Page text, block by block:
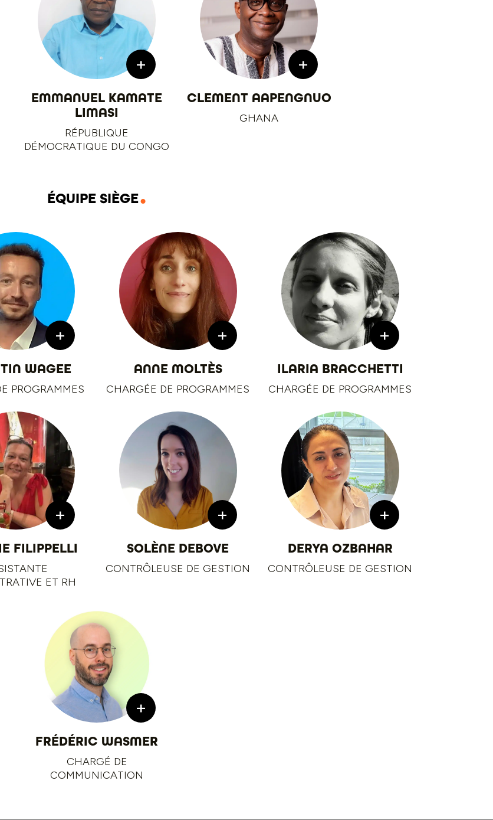
+
EMMANUEL KAMATE
LIMASI
RÉPUBLIQUE
DÉMOCRATIQUE DU CONGO
+
CLEMENT AAPENGNUO
GHANA
ÉQUIPE SIÈGE
+
WAGEE
PROGRAMMES
+
ANNE MOLTÈS
CHARGÉE DE PROGRAMMES
+
ILARIA BRACCHETTI
CHARGÉE DE PROGRAMMES
+
FILIPPELLI
ET RH
+
SOLÈNE DEBOVE
CONTRÔLEUSE DE GESTION
+
DERYA OZBAHAR
CONTRÔLEUSE DE GESTION
+
FRÉDÉRIC WASMER
CHARGÉ DE
COMMUNICATION